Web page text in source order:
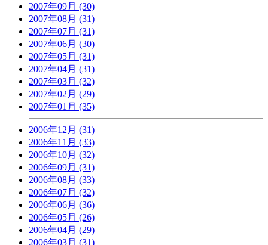
2007年09月 (30)
2007年08月 (31)
2007年07月 (31)
2007年06月 (30)
2007年05月 (31)
2007年04月 (31)
2007年03月 (32)
2007年02月 (29)
2007年01月 (35)
2006年12月 (31)
2006年11月 (33)
2006年10月 (32)
2006年09月 (31)
2006年08月 (33)
2006年07月 (32)
2006年06月 (36)
2006年05月 (26)
2006年04月 (29)
2006年03月 (31)